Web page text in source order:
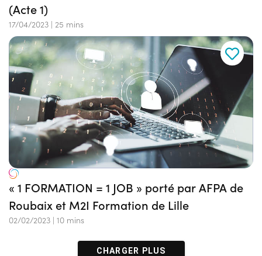
(Acte 1)
17/04/2023 | 25 mins
« 1 FORMATION = 1 JOB » porté par AFPA de
Roubaix et M2I Formation de Lille
02/02/2023 | 10 mins
CHARGER PLUS